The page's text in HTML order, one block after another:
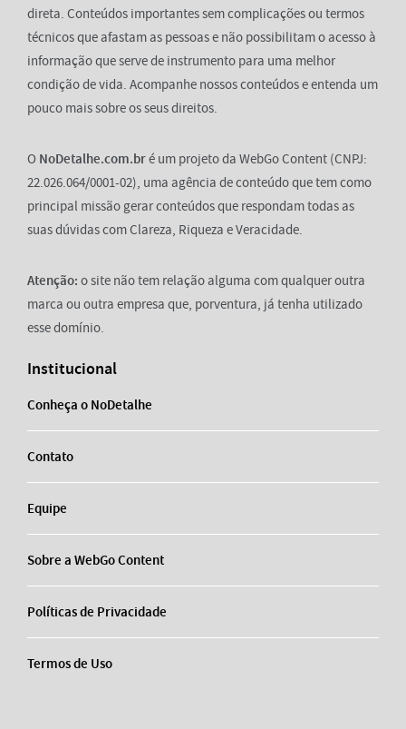
direta. Conteúdos importantes sem complicações ou termos
técnicos que afastam as pessoas e não possibilitam o acesso à
informação que serve de instrumento para uma melhor
condição de vida. Acompanhe nossos conteúdos e entenda um
pouco mais sobre os seus direitos.
O NoDetalhe.com.bré um projeto da WebGo Content (CNPJ:
22.026.064/0001-02), uma agência de conteúdo que tem como
principal missão gerar conteúdos que respondam todas as
suas dúvidas com Clareza, Riqueza e Veracidade.
Atenção: o site não tem relação alguma com qualquer outra
marca ou outra empresa que, porventura, já tenha utilizado
esse domínio.
Institucional
Conheça o NoDetalhe
Contato
Equipe
Sobre a WebGo Content
Políticas de Privacidade
Termos de Uso